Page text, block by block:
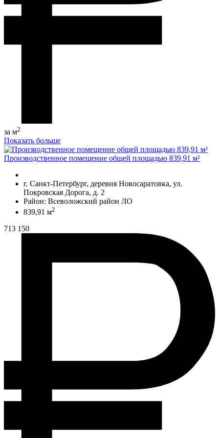
за м2
Показать больше
Производственное помещение общей площадью 839,91 м²
г. Санкт-Петербург, деревня Новосаратовка, ул.
Покровская Дорога, д. 2
Район: Всеволожский район ЛО
839,91 м2
713 150